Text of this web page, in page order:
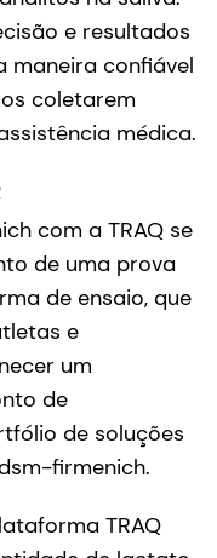
e resultados
maneira confiável
coletarem
médica.
com a TRAQ se
de uma prova
de ensaio, que
e
um
de
de soluções
firmenich.
TRAQ